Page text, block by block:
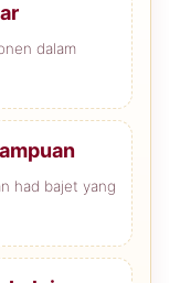
dalam
had bajet yang